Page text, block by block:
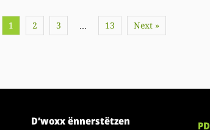
1 2 3 … 13 Next »
D’woxx ënnerstëtzen